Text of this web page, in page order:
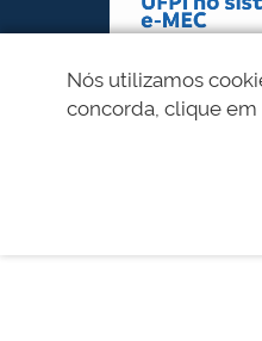
Nós utilizamos
concorda, clique em